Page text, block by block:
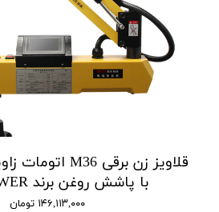
با پاشش روغن برند AST POWER
۱۴۶,۱۱۳,۰۰۰ تومان